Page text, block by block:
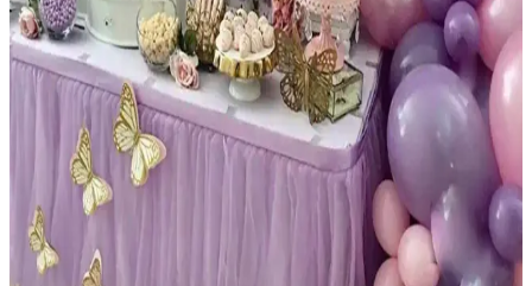
Janissary 5 metrelik balon zinciri, geniş alanları süslemek ve
etkinliklere şıklık katmak için ideal. Pratik kullanımı ve estetik
görünümüyle organizasyonlarınızı özel kılar.
Parti Dolabı 6 Adet 14'' Safari Folyo Balon Hayvan
Seti Renkli ve Eğlenceli Dekorasyon Ürünü
14 inçlik hayvan figürlü folyo balonlar, doğa ve hayvan temalı
etkinliklerde canlılık ve eğlence katmak için ideal, dayanıklı ve
kolay şişirilebilir, renkli dekorasyon ürünü.
Bebek Temalı 33 Parçalık Balon ve Kutu Seti ile